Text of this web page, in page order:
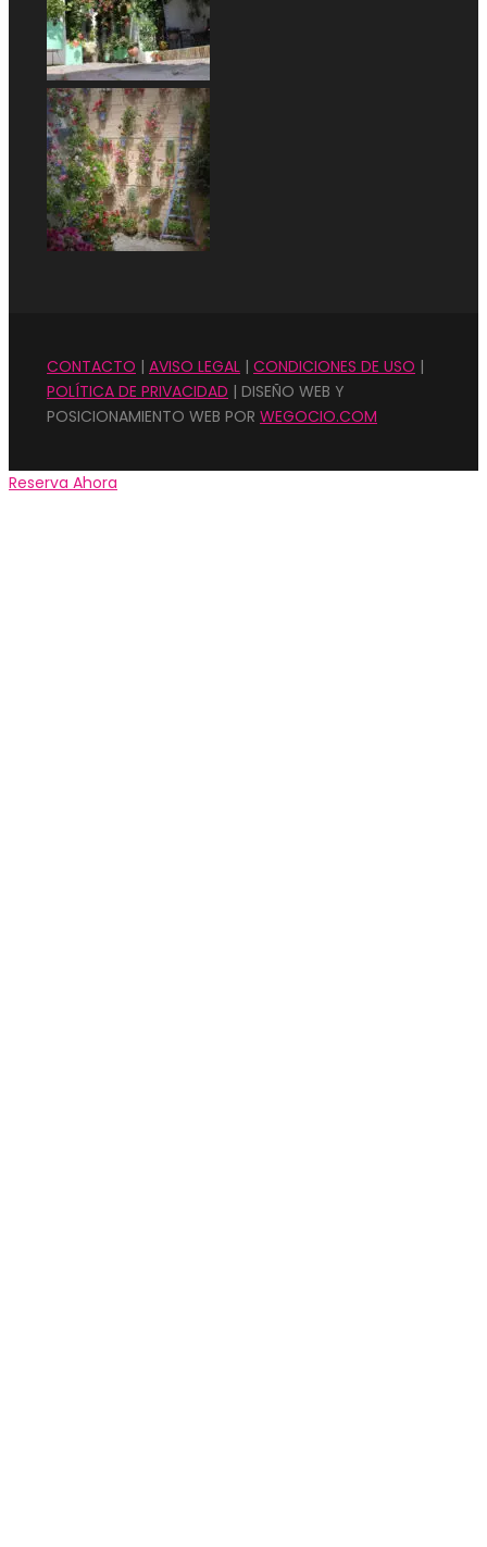
CONTACTO | AVISO LEGAL | CONDICIONES DE USO |
POLÍTICA DE PRIVACIDAD | DISEÑO WEB Y
POSICIONAMIENTO WEB POR WEGOCIO.COM
Reserva Ahora